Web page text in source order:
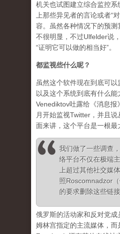
机关也试图建立综合监控
上那些异见者的言论或者“
容。虽然各种情况下的预
不很明显，不过Ulfelder说
“证明它可以做的相当好”。
都监视些什么呢？
虽然这个软件现在到底可以
以及这个系统到底有什么能
Venediktov吐露给《消息报
月开始监视Twitter，并且说
面来讲，这个平台是一根最
我们做了一些调查
络平台不仅在极端
上超过其他社交媒
照Roscomnadzor（
的要求删除这些链接
俄罗斯的活动家和反对党成
姆林宫指定的主流媒体，而